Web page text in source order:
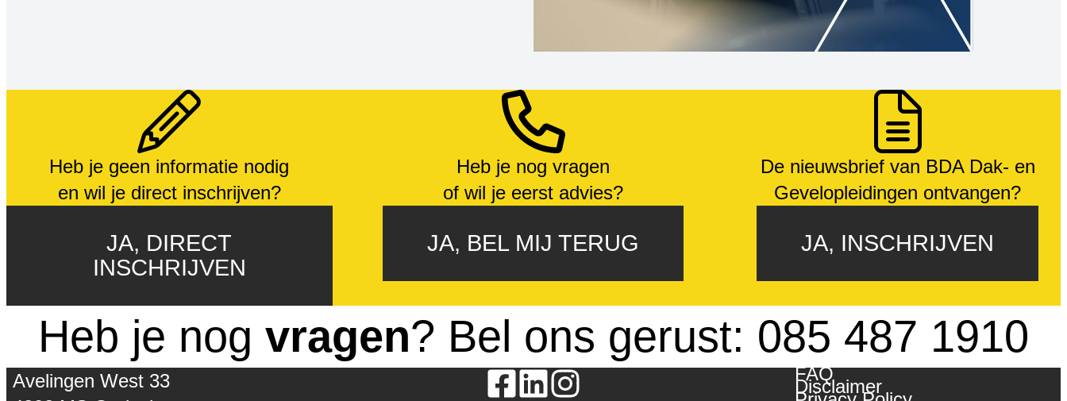
Heb je geen informatie nodig
en wil je direct inschrijven?
JA, DIRECT
INSCHRIJVEN
Heb je nog vragen
of wil je eerst advies?
JA, BEL MIJ TERUG
De nieuwsbrief van BDA Dak- en
Gevelopleidingen ontvangen?
JA, INSCHRIJVEN
Heb je nog vragen? Bel ons gerust: 085 487 1910
Avelingen West 33
FAQ
Disclaimer